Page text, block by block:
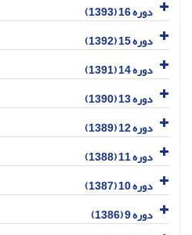
دوره 16 (1393)
دوره 15 (1392)
دوره 14 (1391)
دوره 13 (1390)
دوره 12 (1389)
دوره 11 (1388)
دوره 10 (1387)
دوره 9 (1386)